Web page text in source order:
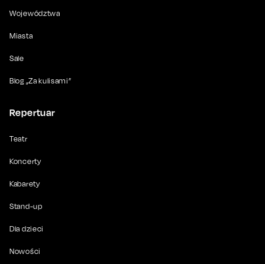
Województwa
Miasta
Sale
Blog „Za kulisami”
Repertuar
Teatr
Koncerty
Kabarety
Stand-up
Dla dzieci
Nowości